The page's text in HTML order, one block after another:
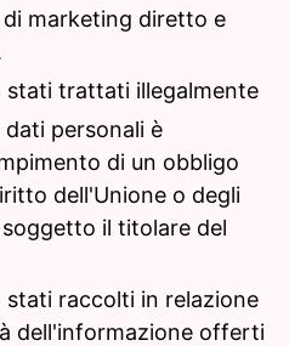
marketing diretto e
stati trattati illegalmente
dati personali è
di un obbligo
dell'Unione o degli
il titolare del
stati raccolti in relazione
dell'informazione offerti